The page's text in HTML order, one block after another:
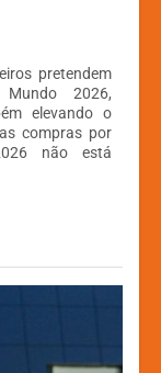
pretendem
2026,
elevando o
compras por
não está